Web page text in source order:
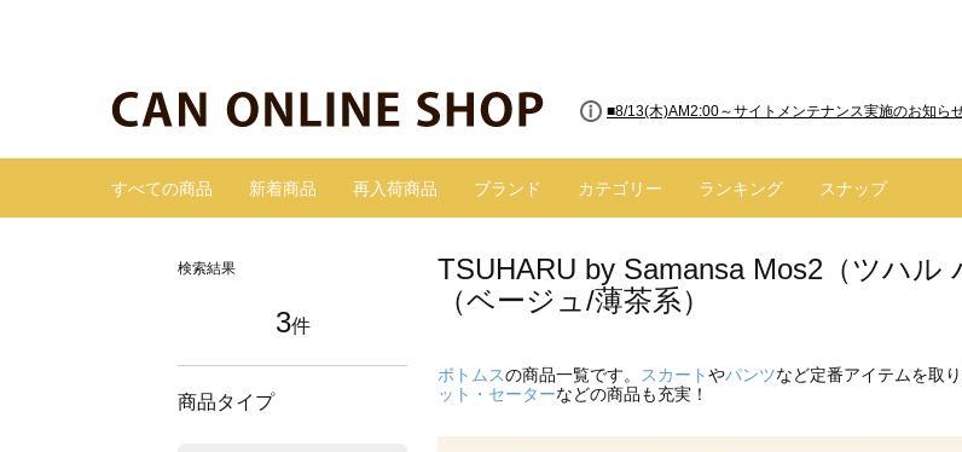
■8/13(木)AM2:00～サイトメンテナンス実施のお知ら
すべての商品 新着商品 再入荷商品 ブランド カテゴリー ランキング スナップ
検索結果
3件
商品タイプ
TSUHARU by Samansa Mos2（ツハ
（ベージュ/薄茶系）
ボトムスの商品一覧です。 スカートやパンツなど定番アイテムを取
ット・セーターなどの商品も充実！